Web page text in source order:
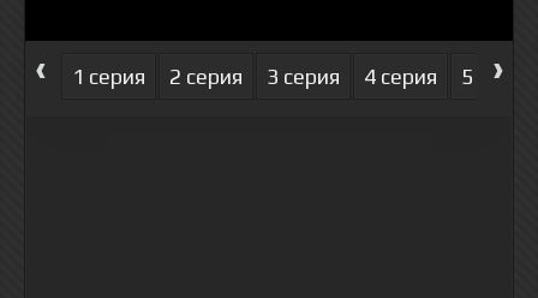
‹ 1 серия 2 серия 3 серия 4 серия 5 серия
›